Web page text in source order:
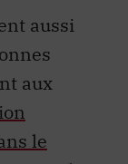
aussi
aux
le